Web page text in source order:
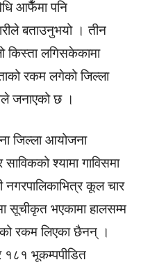
आफैँमा पनि
बताउनुभयो । तीन
किस्ता लगिसकेकामा
रकम लगेको जिल्ला
जनाएको छ ।
जिल्ला आयोजना
श्यामा गाविसमा
नगरपालिकाभित्र कूल चार
सूचीकृत भएकामा हालसम्म
रकम लिएका छैनन् ।
१८१ भूकम्पपीडित